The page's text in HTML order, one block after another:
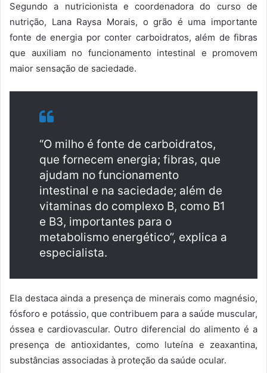
Segundo a nutricionista e coordenadora do curso de
nutrição, Lana Raysa Morais, o grão é uma importante
fonte de energia por conter carboidratos, além de fibras
que auxiliam no funcionamento intestinal e promovem
maior sensação de saciedade.
“O milho é fonte de carboidratos,
que fornecem energia; fibras, que
ajudam no funcionamento
intestinal e na saciedade; além de
vitaminas do complexo B, como B1
e B3, importantes para o
metabolismo energético”, explica a
especialista.
Ela destaca ainda a presença de minerais como magnésio,
fósforo e potássio, que contribuem para a saúde muscular,
óssea e cardiovascular. Outro diferencial do alimento é a
presença de antioxidantes, como luteína e zeaxantina,
substâncias associadas à proteção da saúde ocular.